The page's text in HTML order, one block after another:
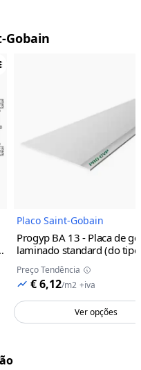
Gobain
Placo Saint-Gobain
Progyp BA 13 - Placa de
laminado standard (do
2 m, 12.5 mm, 0.6
Preço Tendência
€ 6,12/m2 +iva
Ver opções